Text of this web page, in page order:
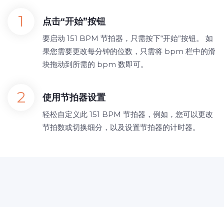
点击“开始”按钮
要启动 151 BPM 节拍器，只需按下“开始”按钮。 如
果您需要更改每分钟的位数，只需将 bpm 栏中的滑
块拖动到所需的 bpm 数即可。
使用节拍器设置
轻松自定义此 151 BPM 节拍器，例如，您可以更改
节拍数或切换细分，以及设置节拍器的计时器。